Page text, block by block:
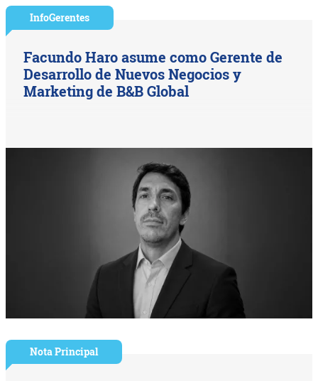
InfoGerentes
Facundo Haro asume como Gerente de
Desarrollo de Nuevos Negocios y
Marketing de B&B Global
Nota Principal